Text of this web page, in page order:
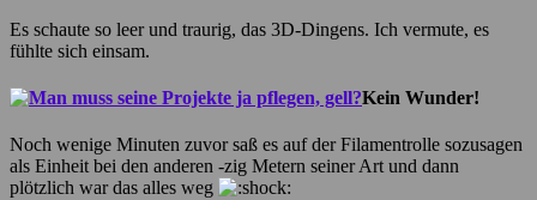
Es schaute so leer und traurig, das 3D-Dingens. Ich vermute, es
fühlte sich einsam.
Kein Wunder!
Noch wenige Minuten zuvor saß es auf der Filamentrolle sozusagen
als Einheit bei den anderen -zig Metern seiner Art und dann
plötzlich war das alles weg